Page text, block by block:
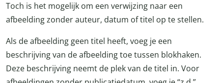
Toch is het mogelijk om een verwijzing naar een
afbeelding zonder auteur, datum of titel op te stellen.
Als de afbeelding geen titel heeft, voeg je een
beschrijving van de afbeelding toe tussen blokhaken.
Deze beschrijving neemt de plek van de titel in. Voor